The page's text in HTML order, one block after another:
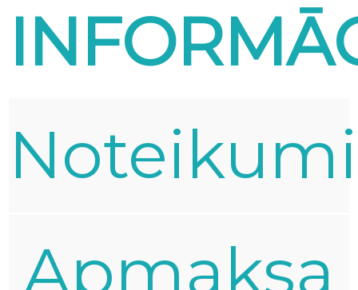
Noteikumi
Apmaksa